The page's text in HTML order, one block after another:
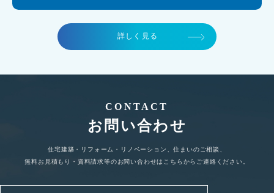
詳しく見る
CONTACT
お問い合わせ
住宅建築・リフォーム・リノベーション、住まいのご相談、
無料お見積もり・資料請求等のお問い合わせはこちらからご連絡ください。